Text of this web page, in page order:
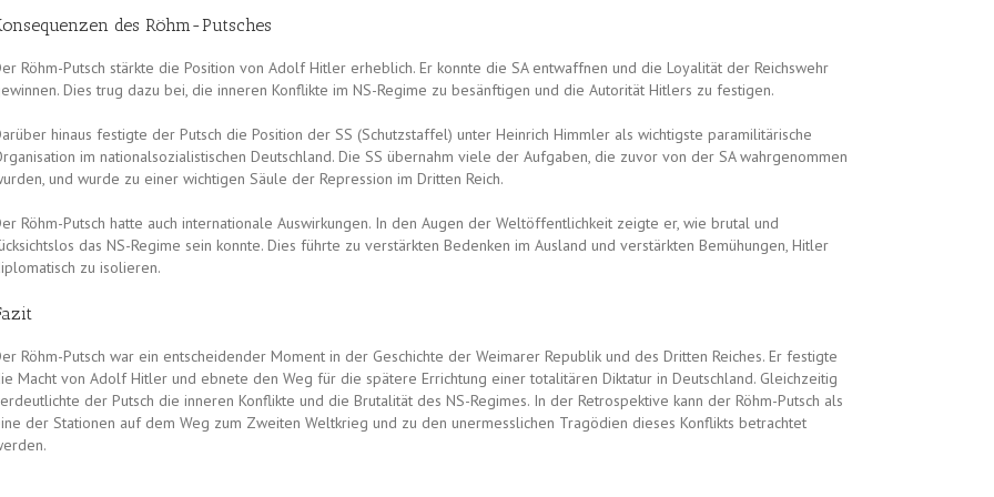
des Röhm-Putsches
Röhm-Putsch stärkte die Position von Adolf Hitler erheblich. Er konnte die SA entwaffnen und die Loyalität der Reichswehr
Dies trug dazu bei, die inneren Konflikte im NS-Regime zu besänftigen und die Autorität Hitlers zu festigen.
hinaus festigte der Putsch die Position der SS (Schutzstaffel) unter Heinrich Himmler als wichtigste paramilitärische
im nationalsozialistischen Deutschland. Die SS übernahm viele der Aufgaben, die zuvor von der SA wahrgenommen
und wurde zu einer wichtigen Säule der Repression im Dritten Reich.
Röhm-Putsch hatte auch internationale Auswirkungen. In den Augen der Weltöffentlichkeit zeigte er, wie brutal und
das NS-Regime sein konnte. Dies führte zu verstärkten Bedenken im Ausland und verstärkten Bemühungen, Hitler
zu isolieren.
Röhm-Putsch war ein entscheidender Moment in der Geschichte der Weimarer Republik und des Dritten Reiches. Er festigte
Macht von Adolf Hitler und ebnete den Weg für die spätere Errichtung einer totalitären Diktatur in Deutschland. Gleichzeitig
der Putsch die inneren Konflikte und die Brutalität des NS-Regimes. In der Retrospektive kann der Röhm-Putsch als
der Stationen auf dem Weg zum Zweiten Weltkrieg und zu den unermesslichen Tragödien dieses Konflikts betrachtet